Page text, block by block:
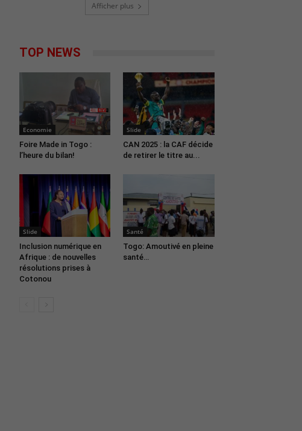
Afficher plus
TOP NEWS
Economie
Foire Made in Togo :
l’heure du bilan!
Slide
CAN 2025 : la CAF décide
de retirer le titre au...
Slide
Inclusion numérique en
Afrique : de nouvelles
résolutions prises à
Cotonou
Santé
Togo: Amoutivé en pleine
santé…